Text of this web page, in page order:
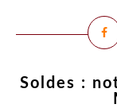
Soldes :